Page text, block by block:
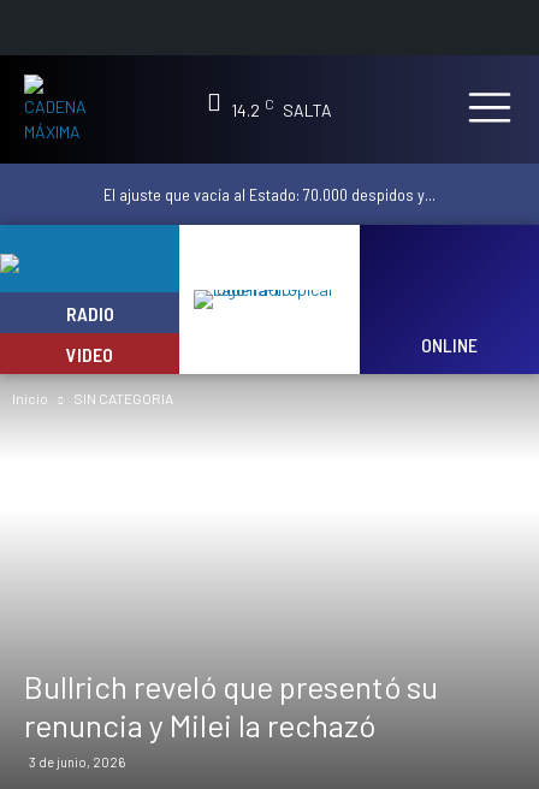
14.2 C SALTA
El ajuste que vacía al Estado: 70.000 despidos y...
RADIO
VIDEO
ONLINE
Inicio SIN CATEGORIA
Bullrich reveló que presentó su
renuncia y Milei la rechazó
3 de junio, 2026